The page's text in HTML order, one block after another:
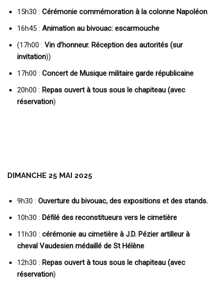
15h30 : Cérémonie commémoration à la colonne Napoléon
16h45 : Animation au bivouac: escarmouche
(17h00 : Vin d’honneur. Réception des autorités (sur
invitation))
17h00 : Concert de Musique militaire garde républicaine
20h00 : Repas ouvert à tous sous le chapiteau (avec
réservation)
DIMANCHE 25 MAI 2025
9h30 : Ouverture du bivouac, des expositions et des stands.
10h30 : Défilé des reconstitueurs vers le cimetière
11h30 : cérémonie au cimetière à J.D. Pézier artilleur à
cheval Vaudesien médaillé de St Hélène
12h30 : Repas ouvert à tous sous le chapiteau (avec
réservation)